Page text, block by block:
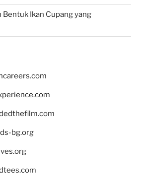
Bentuk Ikan Cupang yang
bg.org